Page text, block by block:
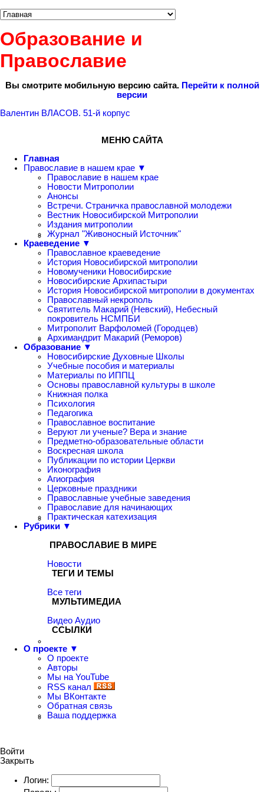
Образование и
Православие
Вы смотрите мобильную версию сайта. Перейти к полной
версии
Валентин ВЛАСОВ. 51-й корпус
МЕНЮ САЙТА
Главная
Православие в нашем крае ▼
Православие в нашем крае
Новости Митрополии
Анонсы
Встречи. Страничка православной молодежи
Вестник Новосибирской Митрополии
Издания митрополии
Журнал "Живоносный Источник"
Краеведение ▼
Православное краеведение
История Новосибирской митрополии
Новомученики Новосибирские
Новосибирские Архипастыри
История Новосибирской митрополии в документах
Православный некрополь
Святитель Макарий (Невский), Небесный
покровитель НСМПБИ
Митрополит Варфоломей (Городцев)
Архимандрит Макарий (Реморов)
Образование ▼
Новосибирские Духовные Школы
Учебные пособия и материалы
Материалы по ИППЦ
Основы православной культуры в школе
Книжная полка
Психология
Педагогика
Православное воспитание
Веруют ли ученые? Вера и знание
Предметно-образовательные области
Воскресная школа
Публикации по истории Церкви
Иконография
Агиография
Церковные праздники
Православные учебные заведения
Православие для начинающих
Практическая катехизация
Рубрики ▼
ПРАВОСЛАВИЕ В МИРЕ
Новости
ТЕГИ И ТЕМЫ
Все теги
МУЛЬТИМЕДИА
Видео Аудио
ССЫЛКИ
О проекте ▼
О проекте
Авторы
Мы на YouTube
RSS канал
Мы ВКонтакте
Обратная связь
Ваша поддержка
Войти
Закрыть
Логин: